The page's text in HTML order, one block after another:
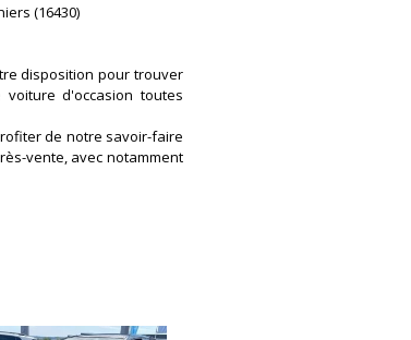
(16430)
disposition pour trouver
d'occasion toutes
de notre savoir-faire
vente, avec notamment
250 concessions, avec
toute la France.